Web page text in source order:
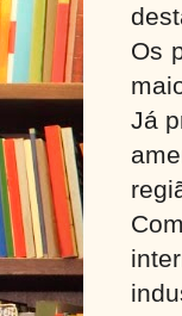
Os
Já